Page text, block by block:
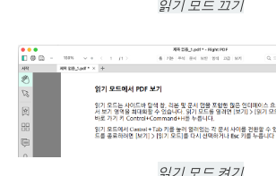
읽기 모드 끄기
읽기 모드 켜기